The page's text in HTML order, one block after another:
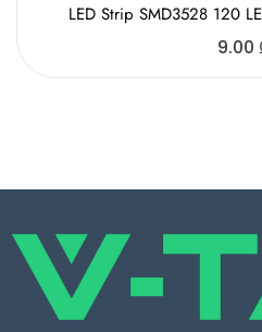
LED Strip SMD3528 120
9.00